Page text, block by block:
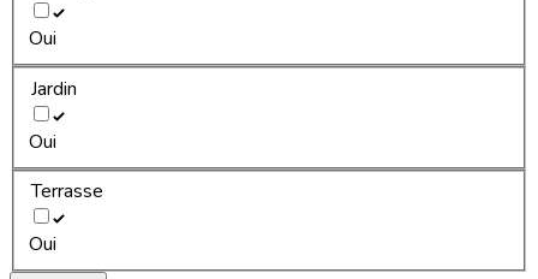
Oui
Jardin
Oui
Terrasse
Oui